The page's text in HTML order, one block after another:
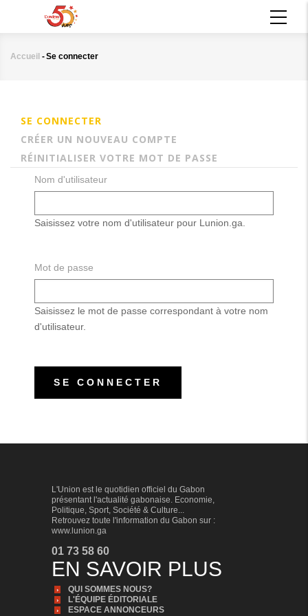
principal
Fil
Accueil -Se connecter
Onglets
principaux
SE CONNECTER
ACTIF)
CRÉER UN NOUVEAU COMPTE
RÉINITIALISER VOTRE MOT DE PASSE
Nom d'utilisateur
Saisissez votre nom d'utilisateur pour Lunion.ga.
Mot de passe
Saisissez le mot de passe correspondant à votre nom
d'utilisateur.
L'Union est le quotidien officiel du Gabon
présentant l'actualité gabonaise. Economie,
Politique, Sport, Société & Culture...
Retrouvez toute l'information du Gabon sur :
www.lunion.ga
01 73 58 60
EN SAVOIR PLUS
QUI SOMMES NOUS?
L'ÉQUIPE ÉDITORIALE
ESPACE ANNONCEURS